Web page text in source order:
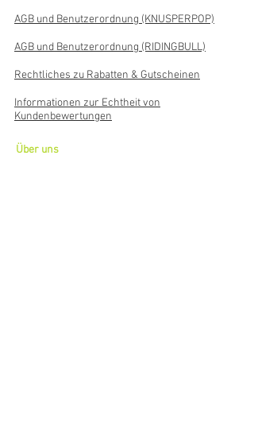
AGB und Benutzerordnung (KNUSPERPOP)
AGB und Benutzerordnung (RIDINGBULL)
Rechtliches zu Rabatten & Gutscheinen
Informationen zur Echtheit von
Kundenbewertungen
Über uns